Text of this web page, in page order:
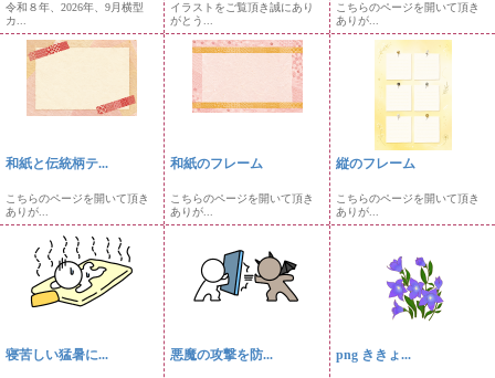
令和８年、2026年、9月横型
カ...
イラストをご覧頂き誠にあり
がとう...
こちらのページを開いて頂き
ありが...
和紙と伝統柄テ...
こちらのページを開いて頂き
ありが...
和紙のフレーム
こちらのページを開いて頂き
ありが...
縦のフレーム
こちらのページを開いて頂き
ありが...
寝苦しい猛暑に... 悪魔の攻撃を防... png ききょ...